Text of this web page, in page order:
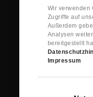
Wir verwenden
Zugriffe auf
Außerdem
Analysen
bereitgestellt
Impressum